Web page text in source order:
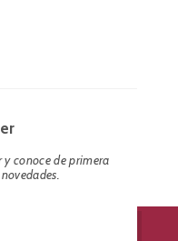
y conoce de primera